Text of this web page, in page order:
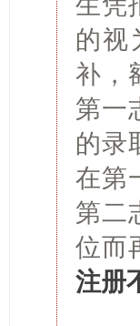
的视
补，
第一
的录
在第
第二
位而
注册